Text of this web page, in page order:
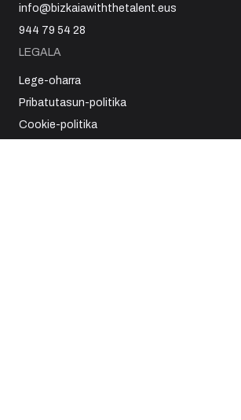
info@bizkaiawiththetalent.eus
944 79 54 28
LEGALA
Lege-oharra
Pribatutasun-politika
Cookie-politika